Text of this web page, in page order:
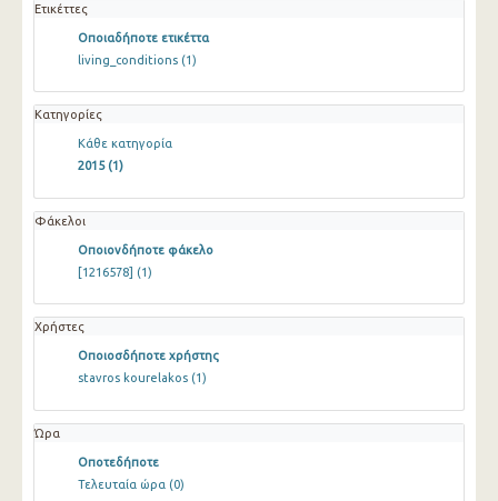
Ετικέττες
Οποιαδήποτε ετικέττα
living_conditions (1)
Κατηγορίες
Κάθε κατηγορία
2015 (1)
Φάκελοι
Οποιονδήποτε φάκελο
[1216578] (1)
Χρήστες
Οποιοσδήποτε χρήστης
stavros kourelakos (1)
Ώρα
Οποτεδήποτε
Τελευταία ώρα (0)